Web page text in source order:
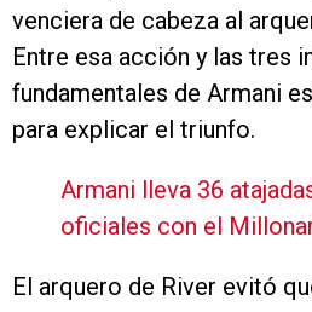
venciera de cabeza al
Entre esa acción y las tres
fundamentales de Armani
para explicar el triunfo.
Armani lleva 36
oficiales con el
El arquero de River evitó